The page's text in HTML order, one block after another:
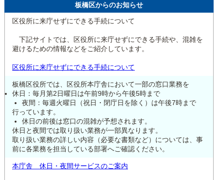
板橋区からのお知らせ
区役所に来庁せずにできる手続について
下記サイトでは、区役所に来庁せずにできる手続や、混雑を
避けるための情報などをご紹介しています。
区役所に来庁せずにできる手続について
板橋区役所では、区役所本庁舎において一部の窓口業務を
休日：毎月第2日曜日は午前9時から午後5時まで
夜間：毎週火曜日（祝日・閉庁日を除く）は午後7時まで
行っています。
休日の前後は窓口の混雑が予想されます。
休日と夜間では取り扱い業務が一部異なります。
取り扱い業務の詳しい内容（必要な書類など）については、事
前に各業務を担当している部署へご確認ください。
本庁舎 休日・夜間サービスのご案内